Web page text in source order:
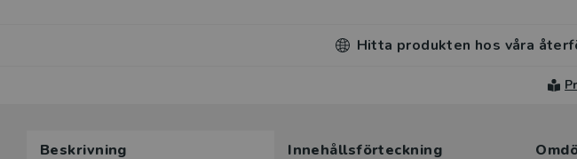
Hitta produkten hos våra
Beskrivning Innehållsförteckning